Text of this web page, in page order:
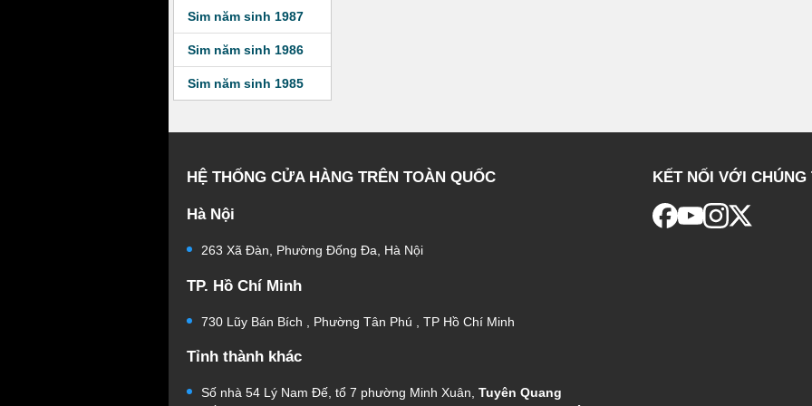
Sim năm sinh 1987
Sim năm sinh 1986
Sim năm sinh 1985
HỆ THỐNG CỬA HÀNG TRÊN TOÀN QUỐC
Hà Nội
263 Xã Đàn, Phường Đống Đa, Hà Nội
TP. Hồ Chí Minh
730 Lũy Bán Bích , Phường Tân Phú , TP Hồ Chí Minh
Tỉnh thành khác
Số nhà 54 Lý Nam Đế, tổ 7 phường Minh Xuân, Tuyên Quang
KẾT NỐI VỚI CHÚNG